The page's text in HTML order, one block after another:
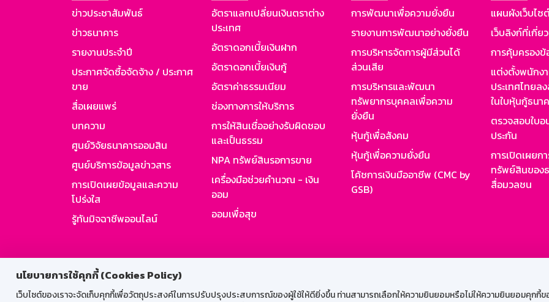
นโยบายการใช้คุกกี้ (Cookies Policy)
เว็บไซต์ของเราจะจัดเก็บคุกกี้เพื่อวัตถุประสงค์ในการปรับปรุงประสบการณ์ของผู้ใช้ให้ดียิ่งขึ้น ท่านสามารถเลือกให้ความยินยอมหรือไม่ให้ความยินยอมคุกกี้ข
ข่าวประชาสัมพันธ์
ข่าวธนาคาร
รายงานประจำปี
ประกาศจัดซื้อจัดจ้าง / ประกาศ
ขาย
สื่อเผยแพร่
บทความ
ศูนย์วิจัยธนาคารออมสิน
ศูนย์บริการข้อมูลข่าวสาร
การเปิดเผยข้อมูลและความ
โปร่งใส
รู้ทันมิจฉาชีพออนไลน์
อัตราแลกเปลี่ยนเงินตราต่าง
ประเทศ
อัตราดอกเบี้ยเงินฝาก
อัตราดอกเบี้ยเงินกู้
อัตราค่าธรรมเนียม
ช่องทางการให้บริการ
การให้สินเชื่ออย่างรับผิดชอบ
และเป็นธรรม
NPA ทรัพย์สินรอการขาย
เครื่องมือช่วยคำนวณ - เงิน
ออม
ออมเพื่อสุข
การพัฒนาเพื่อความยั่งยืน
รายงานการพัฒนาอย่างยั่งยืน
การบริหารจัดการผู้มีส่วนได้
ส่วนเสีย
การบริหารและพัฒนา
ทรัพยากรบุคคลเพื่อความ
ยั่งยืน
หุ้นกู้เพื่อสังคม
หุ้นกู้เพื่อความยั่งยืน
โค้ชการเงินมืออาชีพ (CMC by
GSB)
แผนผังเว็บไซ
เว็บลิงก์ที่เกี่ย
การคุ้มครอง
แต่งตั้งพนักง
ประเทศไทยล
ในใบหุ้นกู้ธนา
ตรวจสอบใบ
ประกัน
การเปิดเผยก
ทรัพย์สินของ
สื่อมวลชน